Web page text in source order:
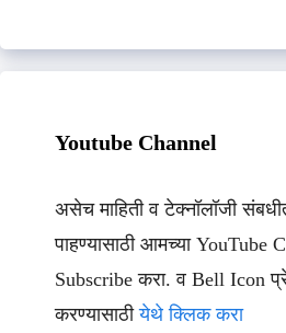
Youtube Channel
असेच माहिती व टेक्नॉलॉजी
पाहण्यासाठी आमच्या YouTube
Subscribe करा. व Bell Icon
करण्यासाठीयेथे क्लिक करा